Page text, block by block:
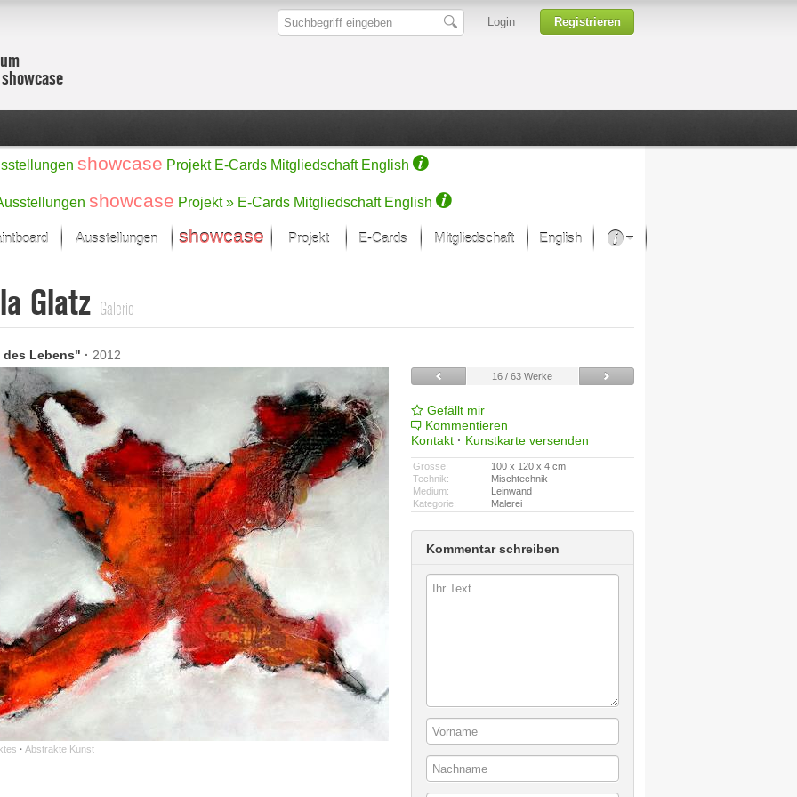
Login Registrieren
showcase Projekt E-Cards Mitgliedschaft English
showcase Projekt » E-Cards Mitgliedschaft English
im Fokus
Auswahl
Grafik
Ausstellungen showcase Projekt E-Cards Mitgliedschaft English
Kunsthäuser
Glatz Galerie
des Lebens" · 2012
· Abstrakte Kunst
16 / 63 Werke
Gefällt mir
Kommentieren
Kontakt · Kunstkarte versenden
Grösse:
100 x 120 x 4 cm
Technik:
Mischtechnik
Medium:
Leinwand
Kategorie:
Malerei
Kommentar schreiben